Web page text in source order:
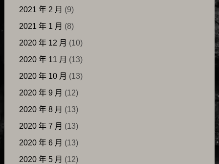
2021 年 2 月 (9)
2021 年 1 月 (8)
2020 年 12 月 (10)
2020 年 11 月 (13)
2020 年 10 月 (13)
2020 年 9 月 (12)
2020 年 8 月 (13)
2020 年 7 月 (13)
2020 年 6 月 (13)
2020 年 5 月 (12)